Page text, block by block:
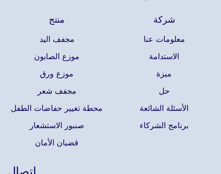
منتج
مجفف اليد
موزع الصابون
موزع ورق
مجفف شعر
محطة تغيير حفاضات الطفل
صنبور الاستشعار
قضبان الأمان
شركة
معلومات عنا
الاستدامة
ميزة
حل
الأسئلة الشائعة
برنامج الشركاء